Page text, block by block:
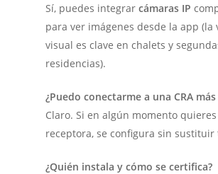
Sí, puedes integrarcámaras IP
para ver imágenes desde la app (la
visual es clave en chalets y
residencias).
¿Puedo conectarme a una CRA
Claro. Si en algún momento
receptora, se configura sin
¿Quién instala y cómo se certifica?